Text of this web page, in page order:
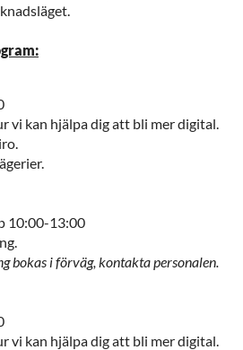
vi kan hjälpa dig att bli mer digital.
10:00-13:00
bokas i förväg, kontakta personalen.
vi kan hjälpa dig att bli mer digital.